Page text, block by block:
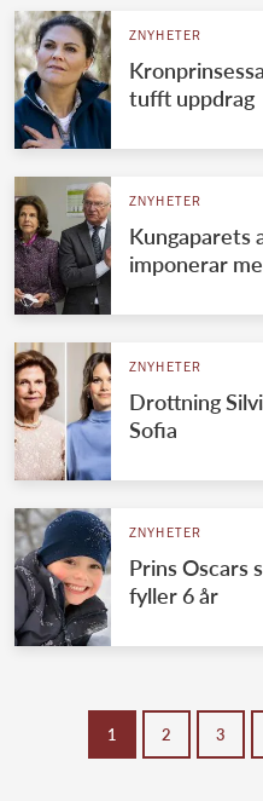
ZNYHETER
tufft uppdrag
ZNYHETER
Kungaparets
imponerar
ZNYHETER
Drottning
Sofia
ZNYHETER
Prins Oscars
fyller 6 år
1 2 3